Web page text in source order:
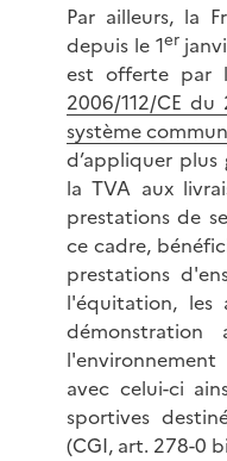
Par ailleurs, la
depuis le 1er
est offerte par
2006/112/CE
système
d’appliquer
la TVA aux
prestations de
ce cadre,
prestations
l'équitation, les
avec celui-ci
sportives
(CGI, art. 278-0